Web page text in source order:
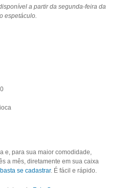
a partir da segunda-feira da
espetáculo.
e, para sua maior comodidade,
a mês, diretamente em sua caixa
basta se cadastrar. É fácil e rápido.